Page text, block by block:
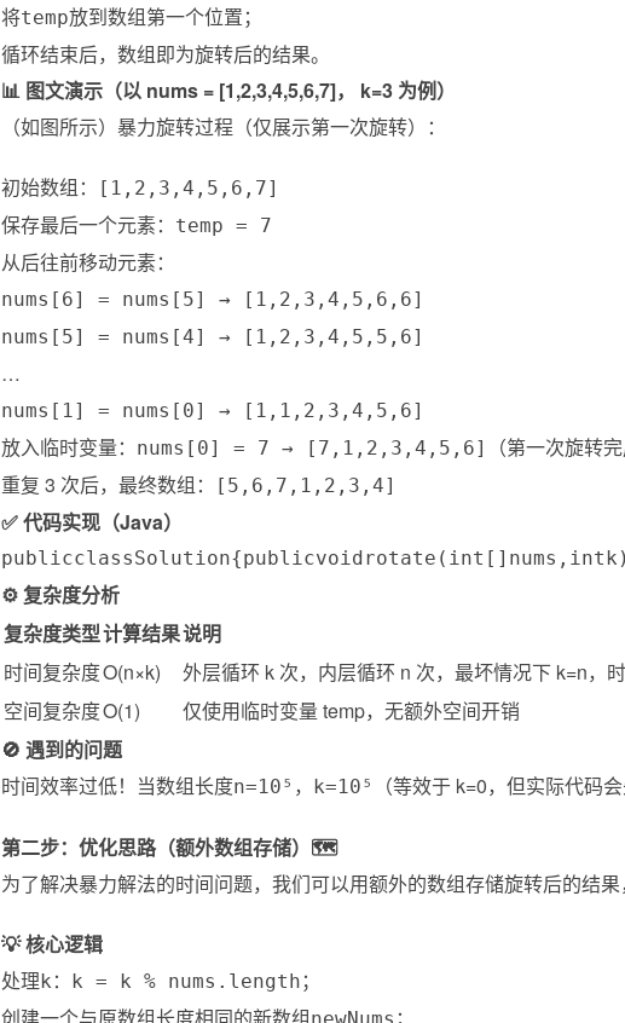
将temp放到数组第一个位置；
循环结束后，数组即为旋转后的结果。
📊 图文演示（以 nums = [1,2,3,4,5,6,7]， k=3 为例）
（如图所示）暴力旋转过程（仅展示第一次旋转）：
初始数组： [1,2,3,4,5,6,7]
保存最后一个元素： temp = 7
从后往前移动元素：
nums[6] = nums[5] → [1,2,3,4,5,6,6]
nums[5] = nums[4] → [1,2,3,4,5,5,6]
…
nums[1] = nums[0] → [1,1,2,3,4,5,6]
放入临时变量： nums[0] = 7 → [7,1,2,3,4,5,6]
（第一次旋转
重复 3 次后，最终数组：
[5,6,7,1,2,3,4]
✅ 代码实现（Java）
publicclassSolution{publicvoidrotate ( int [ ] nums , intk
⚙️ 复杂度分析
复杂度类型计算结果说明
时间复杂度O(n×k)
外层循环 k 次，内层循环 n 次，最坏情况下 k=n，
空间复杂度O(1)
仅使用临时变量 temp，无额外空间开销
🚫 遇到的问题
时间效率过低！当数组长度n=10⁵ ， k=10⁵ （等效于 k=0，但实际代码
第二步：优化思路（额外数组存储）🗺️
为了解决暴力解法的时间问题，我们可以用额外的数组存储旋转后的结
💡 核心逻辑
处理k ： k = k % nums.length ；